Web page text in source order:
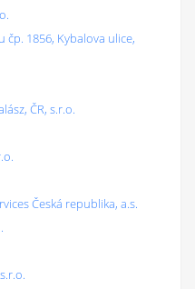
čp. 1856, Kybalova ulice,
ČR, s.r.o.
Česká republika, a.s.